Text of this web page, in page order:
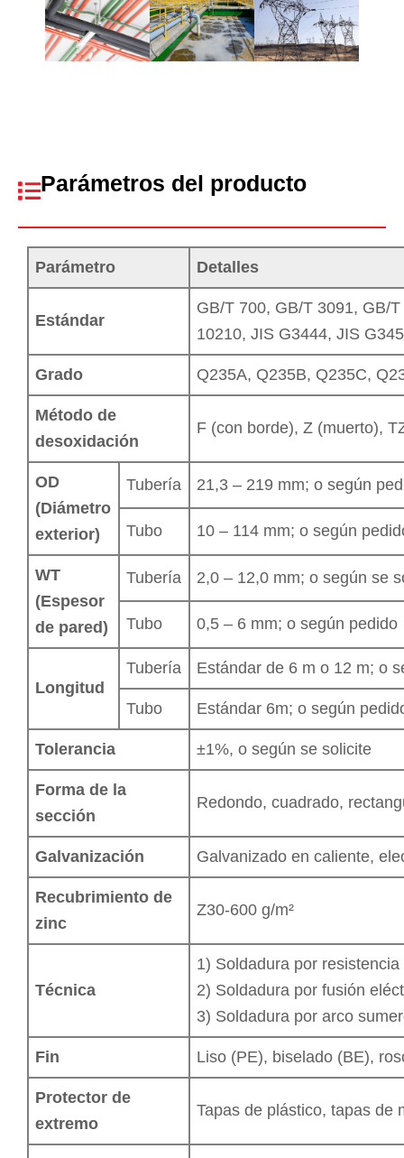
Parámetros del producto
Parámetro Detalles
Estándar
GB/T 700, GB/T 3091, GB/
10210, JIS G3444, JIS
Grado Q235A, Q235B, Q235C,
Método de
desoxidación
F (con borde), Z (muerto),
OD
(Diámetro
exterior)
Tubería 21,3 – 219 mm; o según
Tubo 10 – 114 mm; o según
WT
(Espesor
de pared)
Tubería 2,0 – 12,0 mm; o según se
Tubo 0,5 – 6 mm; o según pedido
Longitud
Tubería Estándar de 6 m o 12 m; o
Tubo Estándar 6m; o según
Tolerancia ±1%, o según se solicite
Forma de la
sección
Redondo, cuadrado,
Galvanización Galvanizado en caliente,
Recubrimiento de
zinc
Z30-600 g/m²
Técnica
1) Soldadura por
2) Soldadura por fusión
3) Soldadura por arco
Fin Liso (PE), biselado (BE),
Protector de
extremo
Tapas de plástico, tapas de